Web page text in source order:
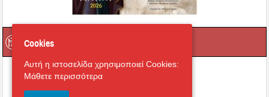
Cookies
Αυτή η ιστοσελίδα χρησιμοποιεί Cookies:
Μάθετε περισσότερα